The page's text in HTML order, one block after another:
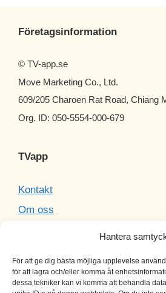
Hantera
För att ge dig bästa möjliga upplevelse
för att lagra och/eller komma åt
dessa tekniker kan vi komma att behandla
Företagsinformation
© TV-app.se
Move Marketing Co., Ltd.
609/205 Charoen Rat Road, Chiang
Org. ID: 050-5554-000-679
TVapp
Kontakt
Om oss
TV-leverantörer